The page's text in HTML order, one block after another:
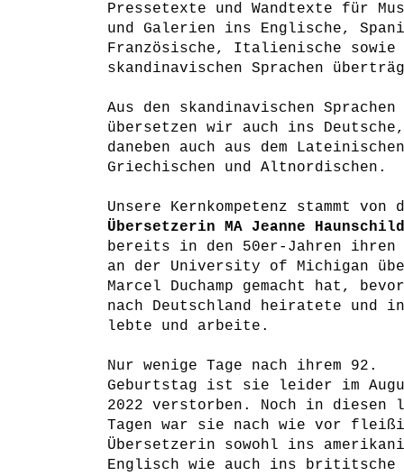
Pressetexte und Wandtexte für
und Galerien ins Englische,
Französische, Italienische
skandinavischen Sprachen
Aus den skandinavischen Sprachen
übersetzen wir auch ins Deutsche,
daneben auch aus dem
Griechischen und Altnordischen.
Unsere Kernkompetenz stammt von
Übersetzerin MA Jeanne Haunschild
bereits in den 50er-Jahren ihren
an der University of Michigan
Marcel Duchamp gemacht hat,
nach Deutschland heiratete und in
lebte und arbeite.
Nur wenige Tage nach ihrem 92.
Geburtstag ist sie leider im
2022 verstorben. Noch in diesen
Tagen war sie nach wie vor
Übersetzerin sowohl ins
Englisch wie auch ins brititsche